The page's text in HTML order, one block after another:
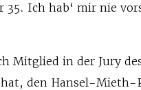
35. Ich hab‘ mir nie
Mitglied in der Jury
den Hansel-Mieth-